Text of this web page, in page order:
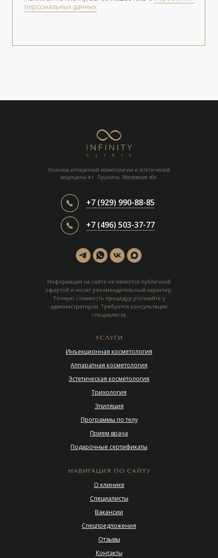
Клиника аппаратной косметологии и эстетической
медицины в г. Пушкино, Московская обл.
Информация на сайте не является публичной
офертой и носит рекомендательный характер.
Точную стоимость процедур уточняйте у
администраторов. Требуется консультация
специалиста.
УСЛУГИ
НАВИГАЦИЯ ПО САЙТУ
О клинике
Специалисты
Вакансии
Спецпредложения
Отзывы
Контакты
Инъекционная косметология
Аппаратная косметология
Эстетическая косметология
Эпиляция
Программы по телу
Прием врача
Подарочные сертификаты
Трихология
+7 (929) 990-88-85
+7 (496) 503-37-77